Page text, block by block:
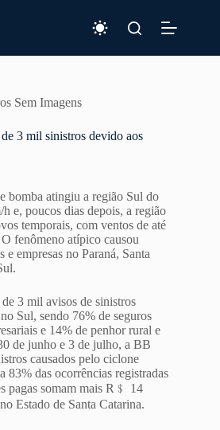
Sem Imagens
3 mil sinistros devido aos
bomba atingiu a região Sul do
e, poucos dias depois, a região
temporais, com ventos de até
fenômeno atípico causou
e empresas no Paraná, Santa
3 mil avisos de sinistros
Sul, sendo 76% de seguros
e 14% de penhor rural e
de junho e 3 de julho, a BB
causados pelo ciclone
83% das ocorrências registradas
pagas somam mais R﹩ 14
Estado de Santa Catarina.